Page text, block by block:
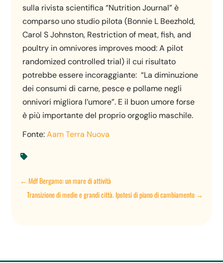
sulla rivista scientifica “Nutrition Journal” è
comparso uno studio pilota (Bonnie L Beezhold,
Carol S Johnston, Restriction of meat, fish, and
poultry in omnivores improves mood: A pilot
randomized controlled trial) il cui risultato
potrebbe essere incoraggiante: “La diminuzione
dei consumi di carne, pesce e pollame negli
onnivori migliora l’umore”. E il buon umore forse
è più importante del proprio orgoglio maschile.
Fonte:Aam Terra Nuova

←Mdf Bergamo: un mare di attività
Transizione di medie e grandi città. Ipotesi di piano di cambiamento→